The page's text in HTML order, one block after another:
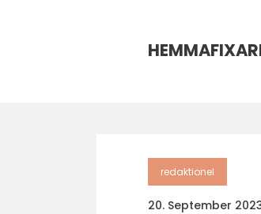
redaktionel
20. September